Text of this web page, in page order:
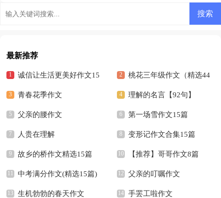
文800字
最新推荐
诚信让生活更美好作文15
篇
桃花三年级作文（精选44
篇）
青春花季作文 理解的名言【92句】
父亲的腰作文 第一场雪作文15篇
人贵在理解 变形记作文合集15篇
故乡的桥作文精选15篇 【推荐】哥哥作文8篇
中考满分作文(精选15篇) 父亲的叮嘱作文
生机勃勃的春天作文 手罢工啦作文